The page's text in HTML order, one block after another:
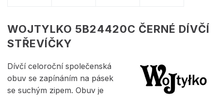
WOJTYLKO 5B24420C ČERNÉ DÍVČÍ
STŘEVÍČKY
Dívčí celoroční společenská
obuv se zapínáním na pásek
se suchým zipem. Obuv je